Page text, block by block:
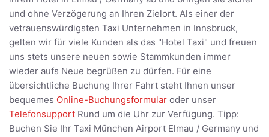
und ohne Verzögerung an Ihren Zielort. Als einer der
vetrauenswürdigsten Taxi Unternehmen in Innsbruck,
gelten wir für viele Kunden als das "Hotel Taxi" und freuen
uns stets unsere neuen sowie Stammkunden immer
wieder aufs Neue begrüßen zu dürfen. Für eine
übersichtliche Buchung Ihrer Fahrt steht Ihnen unser
bequemes Online-Buchungsformular oder unser
Telefonsupport Rund um die Uhr zur Verfügung. Tipp:
Buchen Sie Ihr Taxi München Airport Elmau / Germany und